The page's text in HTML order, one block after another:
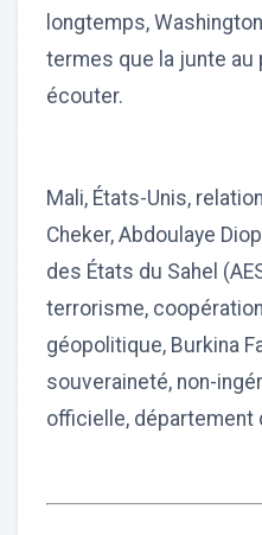
longtemps,
termes que la junte
écouter.
Mali, États-Unis,
Cheker, Abdoulaye
des États du Sahel
terrorisme,
géopolitique, Burkina
souveraineté, non-
officielle, département